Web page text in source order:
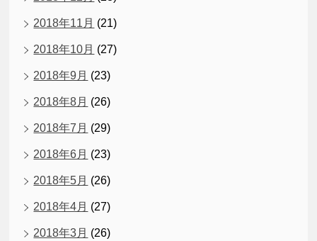
2018年11月 (21)
2018年10月 (27)
2018年9月 (23)
2018年8月 (26)
2018年7月 (29)
2018年6月 (23)
2018年5月 (26)
2018年4月 (27)
2018年3月 (26)